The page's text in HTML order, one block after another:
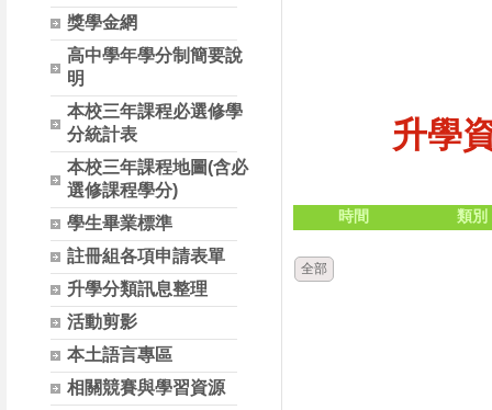
獎學金網
高中學年學分制簡要說
明
本校三年課程必選修學
分統計表
本校三年課程地圖(含必
選修課程學分)
學生畢業標準
註冊組各項申請表單
升學分類訊息整理
活動剪影
本土語言專區
相關競賽與學習資源
升學
時間 類別
全部